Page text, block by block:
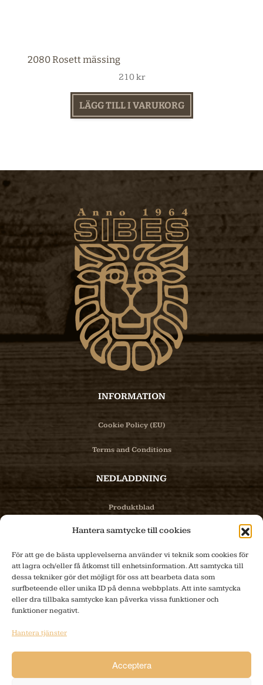
Hantera samtycke till cookies
För att ge de bästa upplevelserna använder vi teknik som cookies för
att lagra och/eller få åtkomst till enhetsinformation. Att samtycka till
dessa tekniker gör det möjligt för oss att bearbeta data som
surfbeteende eller unika ID på denna webbplats. Att inte samtycka
eller dra tillbaka samtycke kan påverka vissa funktioner och
funktioner negativt.
Hantera tjänster
Acceptera
2080 Rosett mässing
210 kr
LÄGG TILL I VARUKORG
INFORMATION
Cookie Policy (EU)
Terms and Conditions
NEDLADDNING
Produktblad
Bilder
PRODUKTER
Produktinfo
KONTAKT